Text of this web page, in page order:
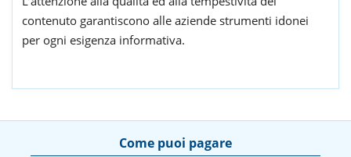
contenuto garantiscono alle aziende strumenti idonei
per ogni esigenza informativa.
Come puoi pagare